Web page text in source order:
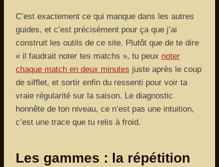
C’est exactement ce qui manque dans les autres
guides, et c’est précisément pour ça que j’ai
construit les outils de ce site. Plutôt que de te dire
« il faudrait noter tes matchs », tu peux noter
chaque match en deux minutes juste après le coup
de sifflet, et sortir enfin du ressenti pour voir ta
vraie régularité sur la saison. Le diagnostic
honnête de ton niveau, ce n’est pas une intuition,
c’est une trace que tu relis à froid.
Les gammes : la répétition